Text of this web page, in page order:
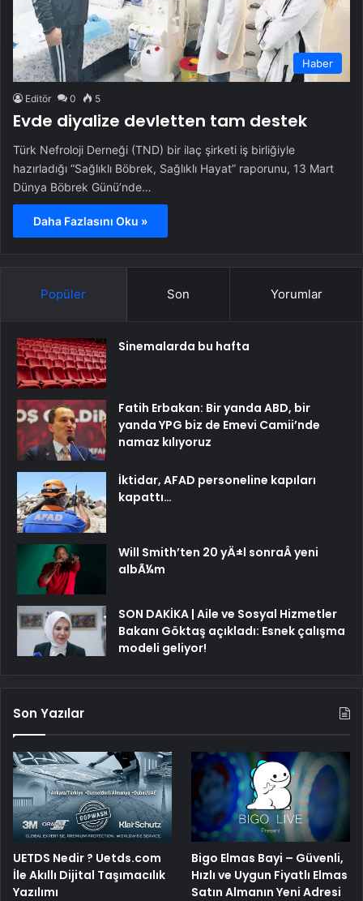
Haber
Editör 0 5
Evde diyalize devletten tam destek
Türk Nefroloji Derneği (TND) bir ilaç şirketi iş birliğiyle
hazırladığı “Sağlıklı Böbrek, Sağlıklı Hayat” raporunu, 13 Mart
Dünya Böbrek Günü’nde…
Daha Fazlasını Oku »
Popüler Son Yorumlar
Sinemalarda bu hafta
Fatih Erbakan: Bir yanda ABD, bir
yanda YPG biz de Emevi Camii’nde
namaz kılıyoruz
İktidar, AFAD personeline kapıları
kapattı…
Will Smith’ten 20 yÄ±l sonraÂ yeni
albÃ¼m
SON DAKİKA | Aile ve Sosyal Hizmetler
Bakanı Göktaş açıkladı: Esnek çalışma
modeli geliyor!
Son Yazılar
UETDS Nedir ? Uetds.com
İle Akıllı Dijital Taşımacılık
Yazılımı
Bigo Elmas Bayi – Güvenli,
Hızlı ve Uygun Fiyatlı Elmas
Satın Almanın Yeni Adresi